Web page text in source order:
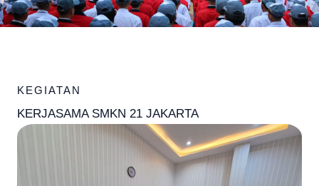
KEGIATAN
KERJASAMA SMKN 21 JAKARTA